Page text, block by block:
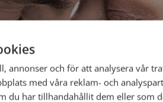
Bli
Jag är en:
annonser och för att analysera vår
med våra reklam- och
du har tillhandahållit dem eller som